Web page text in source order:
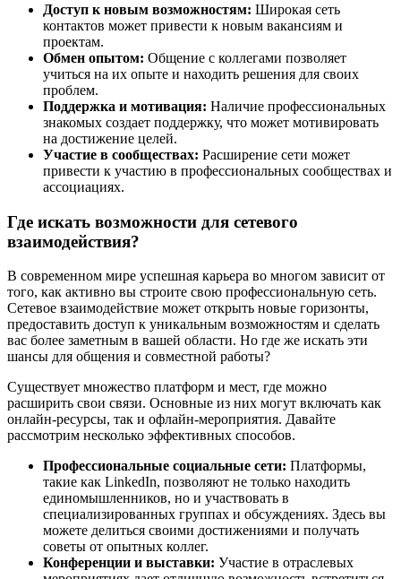
Доступ к новым возможностям: Широкая сеть
контактов может привести к новым вакансиям и
проектам.
Обмен опытом: Общение с коллегами позволяет
учиться на их опыте и находить решения для своих
проблем.
Поддержка и мотивация: Наличие профессиональных
знакомых создает поддержку, что может мотивировать
на достижение целей.
Участие в сообществах: Расширение сети может
привести к участию в профессиональных сообществах и
ассоциациях.
Где искать возможности для сетевого
взаимодействия?
В современном мире успешная карьера во многом зависит от
того, как активно вы строите свою профессиональную сеть.
Сетевое взаимодействие может открыть новые горизонты,
предоставить доступ к уникальным возможностям и сделать
вас более заметным в вашей области. Но где же искать эти
шансы для общения и совместной работы?
Существует множество платформ и мест, где можно
расширить свои связи. Основные из них могут включать как
онлайн-ресурсы, так и офлайн-мероприятия. Давайте
рассмотрим несколько эффективных способов.
Профессиональные социальные сети: Платформы,
такие как LinkedIn, позволяют не только находить
единомышленников, но и участвовать в
специализированных группах и обсуждениях. Здесь вы
можете делиться своими достижениями и получать
советы от опытных коллег.
Конференции и выставки: Участие в отраслевых